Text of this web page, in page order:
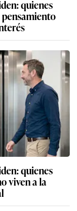
quienes
quienes
viven a la